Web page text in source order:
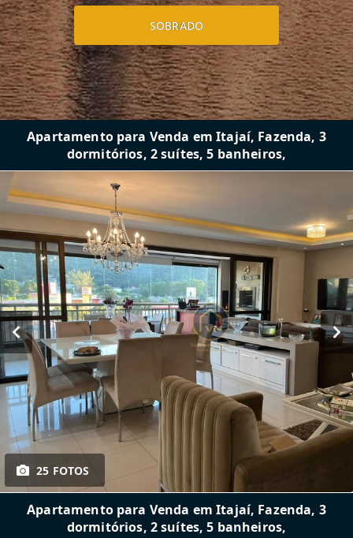
SOBRADO
Apartamento para Venda em Itajaí, Fazenda, 3
dormitórios, 2 suítes, 5 banheiros,
25 FOTOS
Apartamento para Venda em Itajaí, Fazenda, 3
dormitórios, 2 suítes, 5 banheiros,